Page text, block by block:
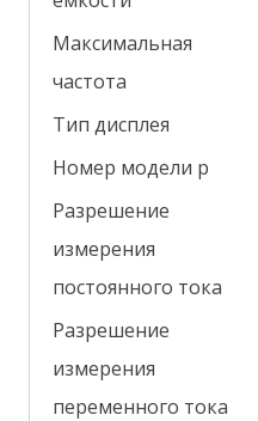
Максимальная
частота
Тип дисплея
Номер модели р
Разрешение
измерения
постоянного тока
Разрешение
измерения
переменного тока